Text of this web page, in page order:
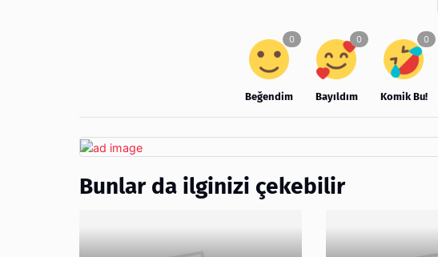
Beğendim Bayıldım Komik Bu!
Bunlar da ilginizi çekebilir